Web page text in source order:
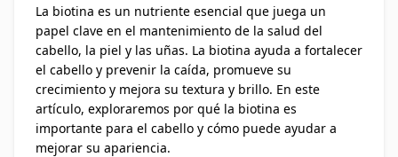
La biotina es un nutriente esencial que juega un
papel clave en el mantenimiento de la salud del
cabello, la piel y las uñas. La biotina ayuda a fortalecer
el cabello y prevenir la caída, promueve su
crecimiento y mejora su textura y brillo. En este
artículo, exploraremos por qué la biotina es
importante para el cabello y cómo puede ayudar a
mejorar su apariencia.